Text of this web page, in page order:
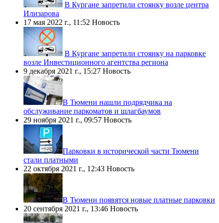
В Кургане запретили стоянку возле центра
Илизарова
17 мая 2022 г., 11:52 Новость
В Кургане запретили стоянку на парковке
возле Инвестиционного агентства региона
9 декабря 2021 г., 15:27 Новость
​В Тюмени нашли подрядчика на
обслуживание паркоматов и шлагбаумов
29 ноября 2021 г., 09:57 Новость
​Парковки в исторической части Тюмени
стали платными
22 октября 2021 г., 12:43 Новость
​В Тюмени появятся новые платные парковки
20 сентября 2021 г., 13:46 Новость